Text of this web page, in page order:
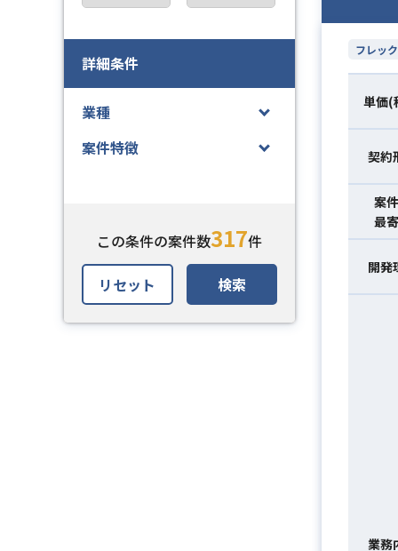
詳細条件
業種
案件特徴
この条件の案件数317件
リセット 検索
フレッ
単価(
契約
案
最
開発
業務